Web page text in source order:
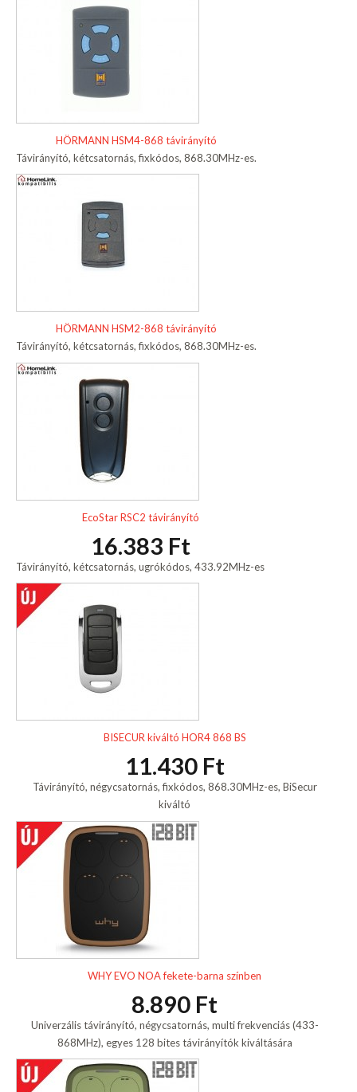
HÖRMANN HSM4-868 távirányító
Távirányító, kétcsatornás, fixkódos, 868.30MHz-es.
HÖRMANN HSM2-868 távirányító
Távirányító, kétcsatornás, fixkódos, 868.30MHz-es.
EcoStar RSC2 távirányító
16.383 Ft
Távirányító, kétcsatornás, ugrókódos, 433.92MHz-es
BISECUR kiváltó HOR4 868 BS
11.430 Ft
Távirányító, négycsatornás, fixkódos, 868.30MHz-es, BiSecur
kiváltó
WHY EVO NOA fekete-barna színben
8.890 Ft
Univerzális távirányító, négycsatornás, multi frekvenciás (433-
868MHz), egyes 128 bites távirányítók kiváltására